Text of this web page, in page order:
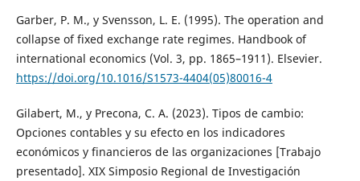
Garber, P. M., y Svensson, L. E. (1995). The operation and
collapse of fixed exchange rate regimes. Handbook of
international economics (Vol. 3, pp. 1865–1911). Elsevier.
https://doi.org/10.1016/S1573-4404(05)80016-4
Gilabert, M., y Precona, C. A. (2023). Tipos de cambio:
Opciones contables y su efecto en los indicadores
económicos y financieros de las organizaciones [Trabajo
presentado]. XIX Simposio Regional de Investigación